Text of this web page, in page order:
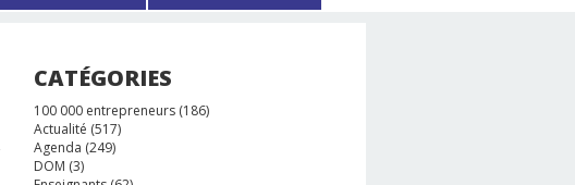
CATÉGORIES
100 000 entrepreneurs(186)
Actualité (517)
Agenda (249)
DOM (3)